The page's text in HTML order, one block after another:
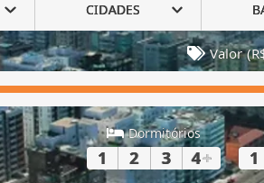
CIDADES
Valor
Dormitórios
1 2 3 4+ 1